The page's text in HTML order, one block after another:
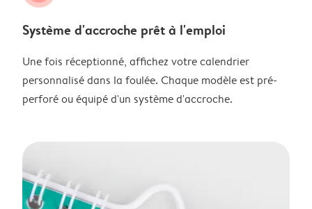
Système d'accroche prêt à l'emploi
Une fois réceptionné, affichez votre calendrier
personnalisé dans la foulée. Chaque modèle est pré-
perforé ou équipé d'un système d'accroche.